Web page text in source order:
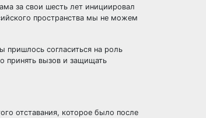
за свои шесть лет инициировал
пространства мы не можем
согласиться на роль
принять вызов и защищать
отставания, которое было после